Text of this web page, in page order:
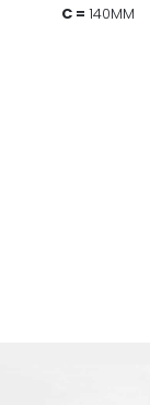
C = 140MM